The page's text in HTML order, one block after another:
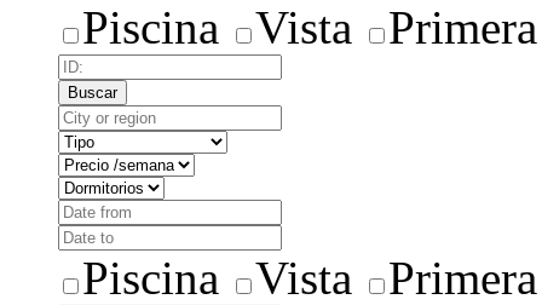
Piscina
Vista
Buscar
Piscina Vista